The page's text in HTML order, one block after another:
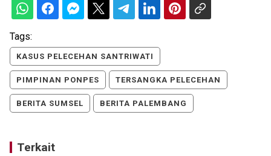
Tags:
KASUS PELECEHAN SANTRIWATI
PIMPINAN PONPES TERSANGKA PELECEHAN
BERITA SUMSEL BERITA PALEMBANG
Terkait